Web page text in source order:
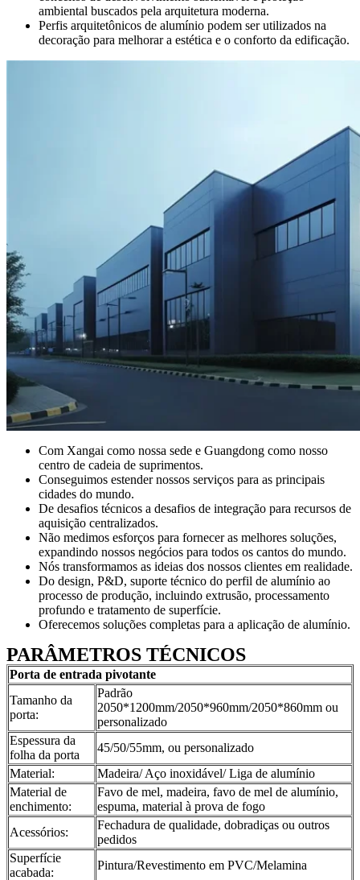
ambiental buscados pela arquitetura moderna.
Perfis arquitetônicos de alumínio podem ser utilizados na
decoração para melhorar a estética e o conforto da edificação.
Com Xangai como nossa sede e Guangdong como nosso
centro de cadeia de suprimentos.
Conseguimos estender nossos serviços para as principais
cidades do mundo.
De desafios técnicos a desafios de integração para recursos de
aquisição centralizados.
Não medimos esforços para fornecer as melhores soluções,
expandindo nossos negócios para todos os cantos do mundo.
Nós transformamos as ideias dos nossos clientes em realidade.
Do design, P&D, suporte técnico do perfil de alumínio ao
processo de produção, incluindo extrusão, processamento
profundo e tratamento de superfície.
Oferecemos soluções completas para a aplicação de alumínio.
PARÂMETROS TÉCNICOS
Porta de entrada pivotante
Tamanho da
porta:
Padrão
2050*1200mm/2050*960mm/2050*860mm ou
personalizado
Espessura da
folha da porta
45/50/55mm, ou personalizado
Material:
Madeira/ Aço inoxidável/ Liga de alumínio
Material de
enchimento:
Favo de mel, madeira, favo de mel de alumínio,
espuma, material à prova de fogo
Acessórios:
Fechadura de qualidade, dobradiças ou outros
pedidos
Superfície
acabada:
Pintura/Revestimento em PVC/Melamina